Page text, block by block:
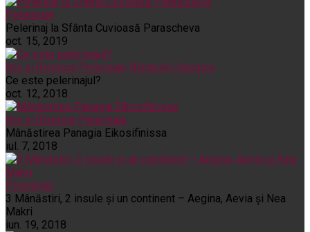
Pelerinaje
Pelerinaj la Sfânta Cuvioasă Parascheva
oct. 15, 2019
Noi și Biserica Pelerinaje Rânduieli liturgice
Ce este pelerinajul?
oct. 12, 2018
Noi și Biserica Pelerinaje
Mânăstirea Panagia Eikosifinissa
iul. 7, 2018
Pelerinaje
3 Mânăstiri, 2 insule și un continent – Aegina, Aevia și Nea
Makri
iun. 19, 2018